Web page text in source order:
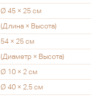
Ø 45 × 25 см
(Длина × Высота)
54 × 25 см
(Диаметр × Высота)
Ø 10 × 2 см
Ø 40 × 2,5 см